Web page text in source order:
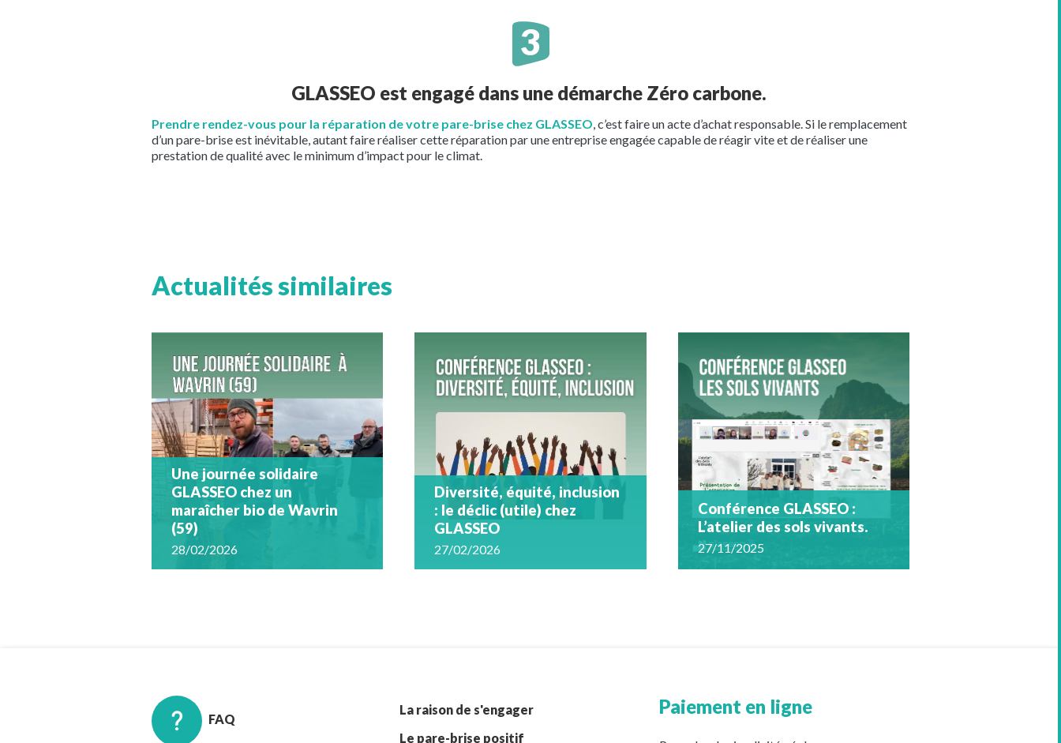
GLASSEO est engagé dans une démarche Zéro carbone.
Prendre rendez-vous pour la réparation de votre pare-brise chez GLASSEO , c’est faire un acte d’achat responsable. Si le remplacement
d’un pare-brise est inévitable, autant faire réaliser cette réparation par une entreprise engagée capable de réagir vite et de réaliser une
prestation de qualité avec le minimum d’impact pour le climat.
Actualités similaires
Une journée solidaire
GLASSEO chez un
maraîcher bio de Wavrin
(59)
28/02/2026
Diversité, équité, inclusion
: le déclic (utile) chez
GLASSEO
27/02/2026
Conférence GLASSEO :
L’atelier des sols vivants.
27/11/2025
FAQ
La raison de s'engager
Le pare-brise positif
Paiement en ligne